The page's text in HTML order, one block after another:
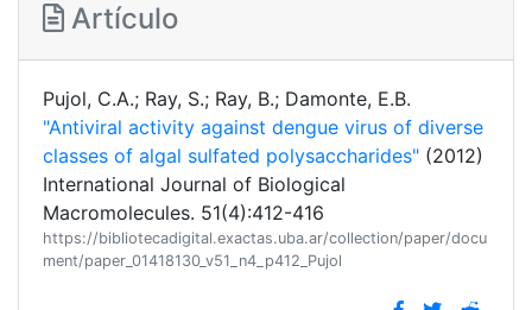
Artículo
Pujol, C.A.; Ray, S.; Ray, B.; Damonte, E.B.
"Antiviral activity against dengue virus of diverse
classes of algal sulfated polysaccharides" (2012)
International Journal of Biological
Macromolecules. 51(4):412-416
https://bibliotecadigital.exactas.uba.ar/collection/paper/docu
ment/paper_01418130_v51_n4_p412_Pujol